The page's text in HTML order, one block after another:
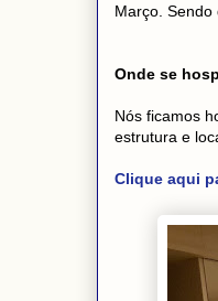
Março.
Onde se
Nós ficamos
estrutura e
Clique aqui